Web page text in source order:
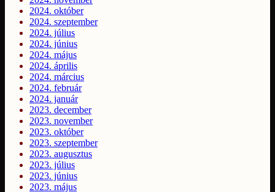
2024. október
2024. szeptember
2024. július
2024. június
2024. május
2024. április
2024. március
2024. február
2024. január
2023. december
2023. november
2023. október
2023. szeptember
2023. augusztus
2023. július
2023. június
2023. május